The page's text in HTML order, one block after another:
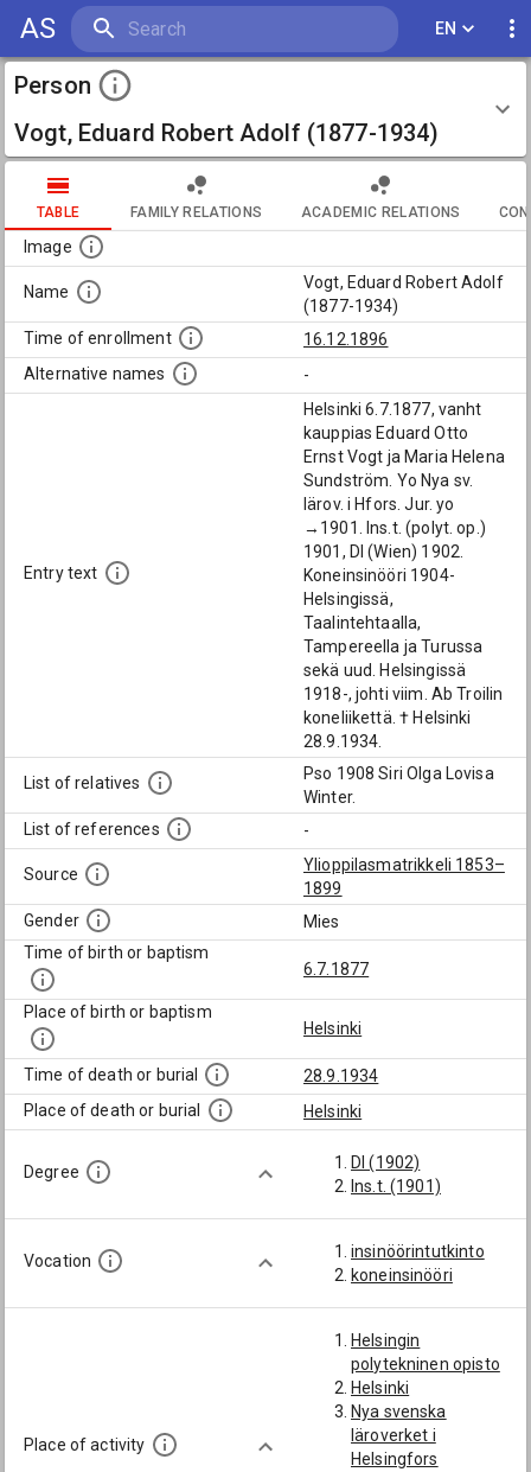
AS EN
Person
Vogt, Eduard Robert Adolf (1877-1934)
TABLE FAMILY RELATIONS ACADEMIC RELATIONS
Image
Name
Vogt, Eduard Robert Adolf
(1877-1934)
Time of enrollment
16.12.1896
Alternative names
-
Entry text
Helsinki 6.7.1877, vanht
kauppias Eduard Otto
Ernst Vogt ja Maria Helena
Sundström. Yo Nya sv.
lärov. i Hfors. Jur. yo
→1901. Ins.t. (polyt. op.)
1901, DI (Wien) 1902.
Koneinsinööri 1904-
Helsingissä,
Taalintehtaalla,
Tampereella ja Turussa
sekä uud. Helsingissä
1918-, johti viim. Ab Troilin
koneliikettä. † Helsinki
28.9.1934.
List of relatives
Pso 1908 Siri Olga Lovisa
Winter.
List of references
-
Source
Ylioppilasmatrikkeli 1853–
1899
Gender
Mies
Time of birth or baptism
6.7.1877
Place of birth or baptism
Helsinki
Time of death or burial
28.9.1934
Place of death or burial
Helsinki
Degree
DI (1902)
Ins.t. (1901)
Vocation
insinöörintutkinto
koneinsinööri
Place of activity
Helsingin
polytekninen opisto
Helsinki
Nya svenska
läroverket i
Helsingfors